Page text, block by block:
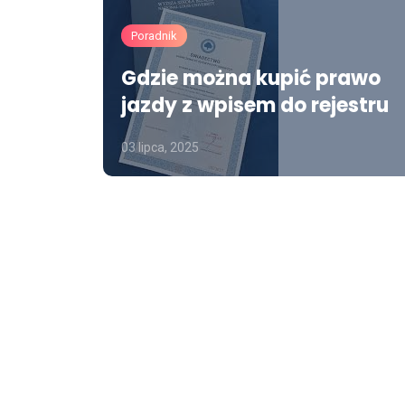
Poradnik
Gdzie można kupić prawo
jazdy z wpisem do rejestru
03 lipca, 2025